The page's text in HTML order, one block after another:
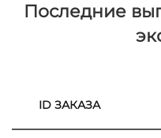
Последние
ID ЗАКАЗА